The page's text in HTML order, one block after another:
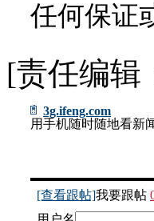
任何保证
[责任编辑
3g.ifeng.com
用手机随时随地看新
[查看跟帖]我要跟帖